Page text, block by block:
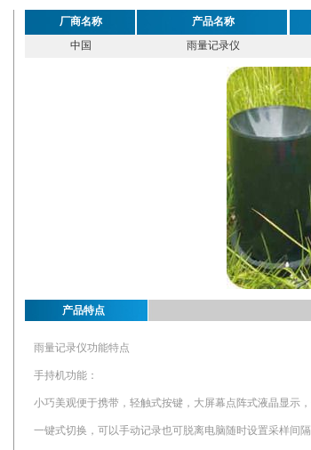
厂商名称 产品名称
中国
雨量记录仪
产品特点
雨量记录仪功能特点
手持机功能：
小巧美观便于携带，轻触式按键，大屏幕点阵式液晶显示
一键式切换，可以手动记录也可脱离电脑随时设置采样间